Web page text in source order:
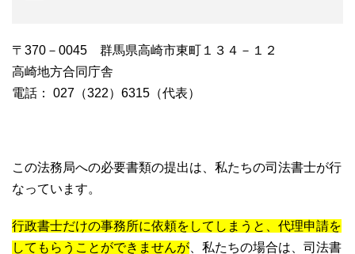
〒370－0045 群馬県高崎市東町１３４－１２
高崎地方合同庁舎
電話： 027（322）6315（代表）
この法務局への必要書類の提出は、私たちの司法書士が行
なっています。
行政書士だけの事務所に依頼をしてしまうと、代理申請を
してもらうことができませんが 、私たちの場合は、司法書